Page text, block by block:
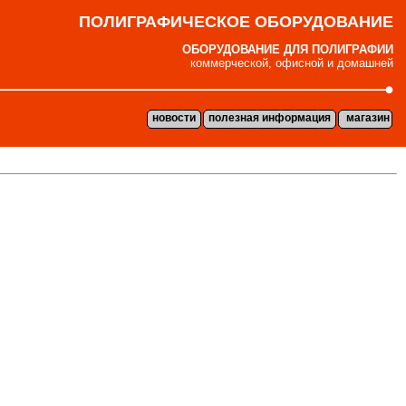
ПОЛИГРАФИЧЕСКОЕ ОБОРУДОВАНИЕ
ОБОРУДОВАНИЕ ДЛЯ ПОЛИГРАФИИ
коммерческой, офисной и домашней
новости полезная информация магазин